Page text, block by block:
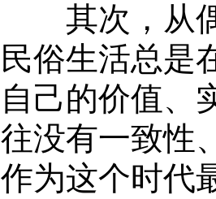
其次，从偶
民俗生活总是
自己的价值、
往没有一致性
作为这个时代